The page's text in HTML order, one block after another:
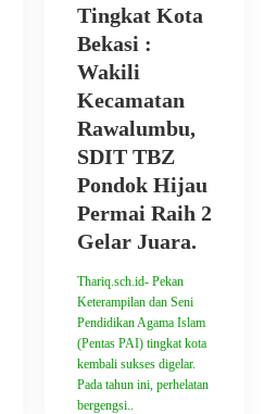
Tingkat Kota
Bekasi :
Wakili
Kecamatan
Rawalumbu,
SDIT TBZ
Pondok Hijau
Permai Raih 2
Gelar Juara.
Thariq.sch.id- Pekan
Keterampilan dan Seni
Pendidikan Agama Islam
(Pentas PAI) tingkat kota
kembali sukses digelar.
Pada tahun ini, perhelatan
bergengsi..